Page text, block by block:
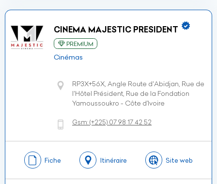
CINEMA MAJESTIC PRESIDENT
PREMIUM
Cinémas
RP3X+56X, Angle Route d'Abidjan, Rue de
l'Hôtel Président, Rue de la Fondation
Yamoussoukro - Côte d’Ivoire
Gsm:(+225) 07 98 17 42 52
Fiche Itinéraire Site web